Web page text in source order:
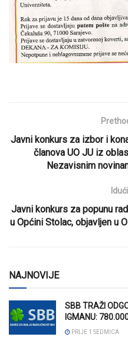
Javni konkurs za izbor i
članova UO JU iz
Nezavisnim
Javni konkurs za popunu
u Općini Stolac, objavljen u
NAJNOVIJE
SBB TRAŽI
IGMANU:
PRIJE 1 SEDMICA